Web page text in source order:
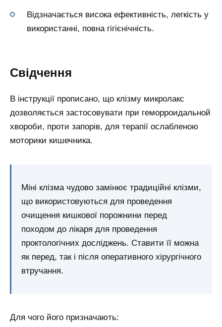
Відзначається висока ефективність, легкість у
використанні, повна гігієнічність.
Свідчення
В інструкції прописано, що клізму микролакс
дозволяється застосовувати при геморроидальной
хвороби, проти запорів, для терапії ослабленою
моторики кишечника.
Міні клізма чудово замінює традиційні клізми,
що використовуються для проведення
очищення кишкової порожнини перед
походом до лікаря для проведення
проктологічних досліджень. Ставити її можна
як перед, так і після оперативного хірургічного
втручання.
Для чого його призначають: